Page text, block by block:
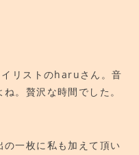
リストのharuさん。音
。贅沢な時間でした。
一枚に私も加えて頂い